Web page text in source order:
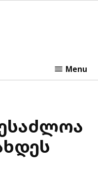
Menu